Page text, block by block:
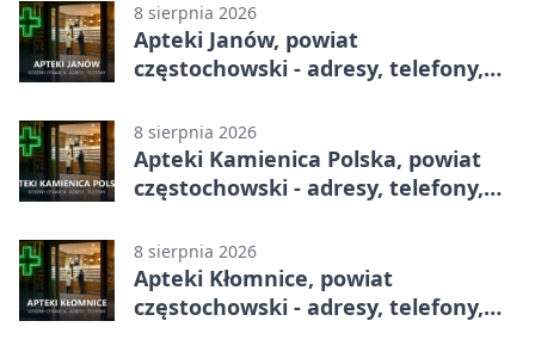
8 sierpnia 2026
Apteki Janów, powiat
częstochowski - adresy, telefony,
8 sierpnia 2026
Apteki Kamienica Polska, powiat
częstochowski - adresy, telefony,
8 sierpnia 2026
Apteki Kłomnice, powiat
częstochowski - adresy, telefony,